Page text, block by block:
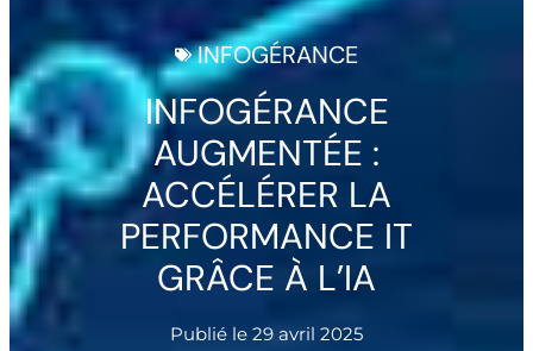
INFOGÉRANCE
INFOGÉRANCE
AUGMENTÉE :
ACCÉLÉRER LA
PERFORMANCE IT
GRÂCE À L’IA
Publié le 29 avril 2025